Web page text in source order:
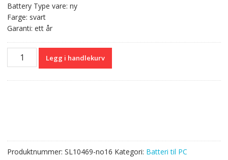
Battery Type vare: ny
Farge: svart
Garanti: ett år
Originalt
batteri
4425s
antall
Legg i handlekurv
Produktnummer: SL10469-no16 Kategori: Batteri til PC